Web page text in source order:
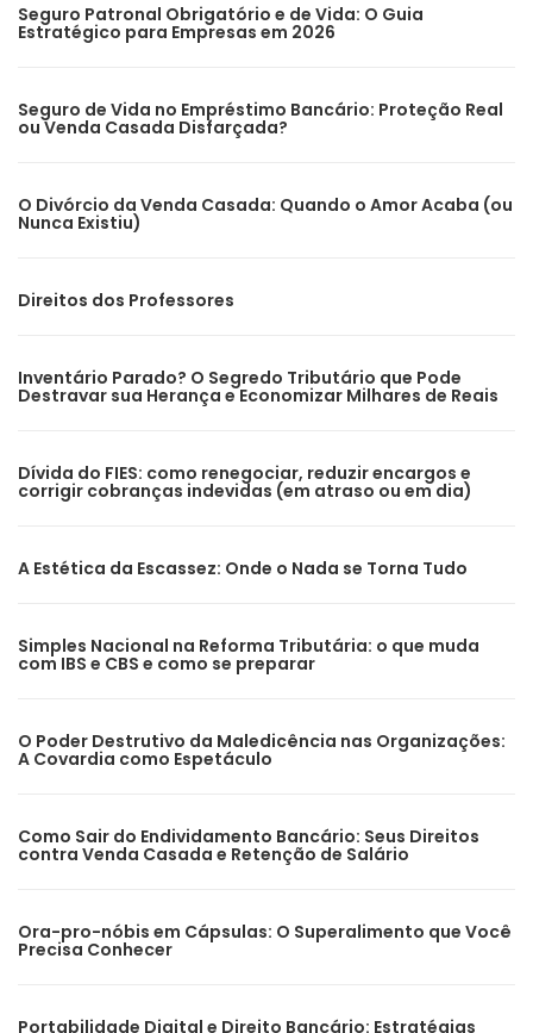
Seguro Patronal Obrigatório e de Vida: O Guia
Estratégico para Empresas em 2026
Seguro de Vida no Empréstimo Bancário: Proteção Real
ou Venda Casada Disfarçada?
O Divórcio da Venda Casada: Quando o Amor Acaba (ou
Nunca Existiu)
Direitos dos Professores
Inventário Parado? O Segredo Tributário que Pode
Destravar sua Herança e Economizar Milhares de Reais
Dívida do FIES: como renegociar, reduzir encargos e
corrigir cobranças indevidas (em atraso ou em dia)
A Estética da Escassez: Onde o Nada se Torna Tudo
Simples Nacional na Reforma Tributária: o que muda
com IBS e CBS e como se preparar
O Poder Destrutivo da Maledicência nas Organizações:
A Covardia como Espetáculo
Como Sair do Endividamento Bancário: Seus Direitos
contra Venda Casada e Retenção de Salário
Ora-pro-nóbis em Cápsulas: O Superalimento que Você
Precisa Conhecer
Portabilidade Digital e Direito Bancário: Estratégias